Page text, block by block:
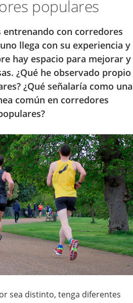
populares
entrenando con corredores
llega con su experiencia y
hay espacio para mejorar y
¿Qué he observado propio
¿Qué señalaría como una
común en corredores
sea distinto, tenga diferentes